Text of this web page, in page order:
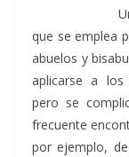
Una
que se emplea
abuelos y
aplicarse a los
pero se
frecuente
por ejemplo,